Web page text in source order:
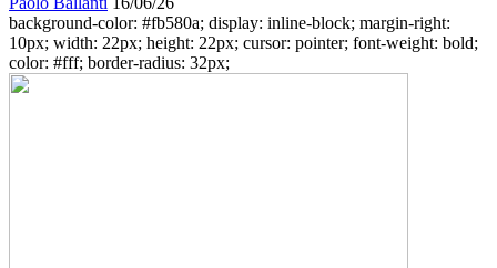
background-color: #fb580a; display: inline-block; margin-right:
10px; width: 22px; height: 22px; cursor: pointer; font-weight: bold;
color: #fff; border-radius: 32px;